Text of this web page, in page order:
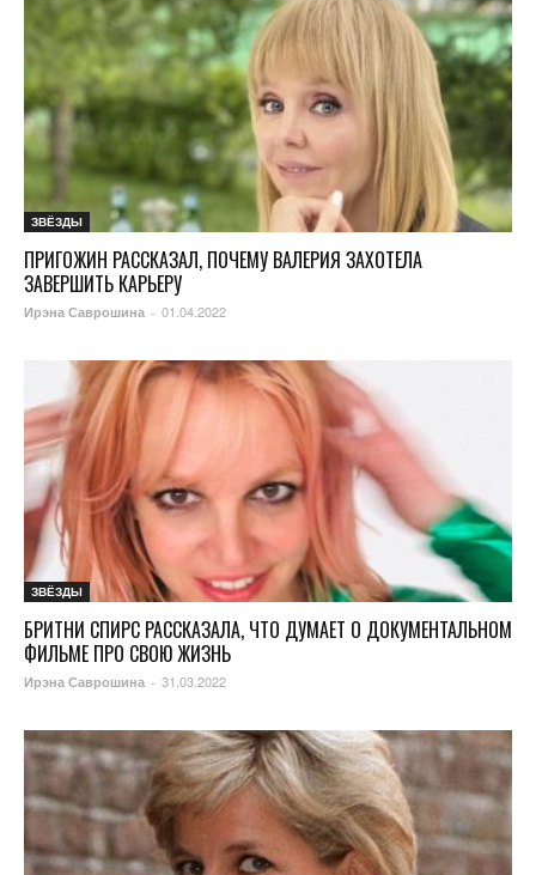
ЗВЁЗДЫ
ПРИГОЖИН РАССКАЗАЛ, ПОЧЕМУ ВАЛЕРИЯ ЗАХОТЕЛА
ЗАВЕРШИТЬ КАРЬЕРУ
Ирэна Саврошина - 01.04.2022
ЗВЁЗДЫ
БРИТНИ СПИРС РАССКАЗАЛА, ЧТО ДУМАЕТ О ДОКУМЕНТАЛЬНОМ
ФИЛЬМЕ ПРО СВОЮ ЖИЗНЬ
Ирэна Саврошина - 31.03.2022